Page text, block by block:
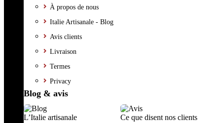
À propos de nous
Italie Artisanale - Blog
Avis clients
Livraison
Termes
Privacy
Blog & avis
L’Italie artisanale
Ce que disent nos clients